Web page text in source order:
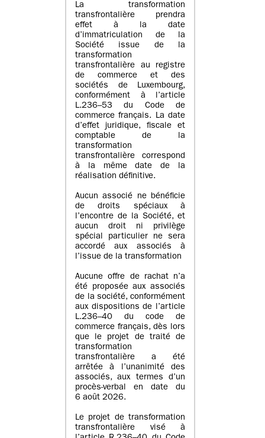
La transformation
transfrontalière prendra
effet à la date
d’immatriculation de la
Société issue de la
transformation
transfrontalière au registre
de commerce et des
sociétés de Luxembourg,
conformément à l’article
L.236–53 du Code de
commerce français. La date
d’effet juridique, fiscale et
comptable de la
transformation
transfrontalière correspond
à la même date de la
réalisation définitive.
Aucun associé ne bénéficie
de droits spéciaux à
l’encontre de la Société, et
aucun droit ni privilège
spécial particulier ne sera
accordé aux associés à
l’issue de la transformation
Aucune offre de rachat n’a
été proposée aux associés
de la société, conformément
aux dispositions de l’article
L.236–40 du code de
commerce français, dès lors
que le projet de traité de
transformation
transfrontalière a été
arrêtée à l’unanimité des
associés, aux termes d’un
procès-verbal en date du
6 août 2026.
Le projet de transformation
transfrontalière visé à